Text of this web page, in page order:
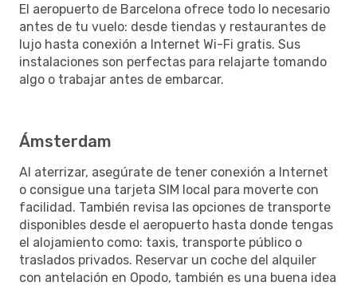
El aeropuerto de Barcelona ofrece todo lo necesario
antes de tu vuelo: desde tiendas y restaurantes de
lujo hasta conexión a Internet Wi-Fi gratis. Sus
instalaciones son perfectas para relajarte tomando
algo o trabajar antes de embarcar.
Ámsterdam
Al aterrizar, asegúrate de tener conexión a Internet
o consigue una tarjeta SIM local para moverte con
facilidad. También revisa las opciones de transporte
disponibles desde el aeropuerto hasta donde tengas
el alojamiento como: taxis, transporte público o
traslados privados. Reservar un coche del alquiler
con antelación en Opodo, también es una buena idea